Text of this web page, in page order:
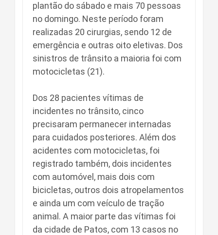
plantão do sábado e mais 70 pessoas
no domingo. Neste período foram
realizadas 20 cirurgias, sendo 12 de
emergência e outras oito eletivas. Dos
sinistros de trânsito a maioria foi com
motocicletas (21).
Dos 28 pacientes vítimas de
incidentes no trânsito, cinco
precisaram permanecer internadas
para cuidados posteriores. Além dos
acidentes com motocicletas, foi
registrado também, dois incidentes
com automóvel, mais dois com
bicicletas, outros dois atropelamentos
e ainda um com veículo de tração
animal. A maior parte das vítimas foi
da cidade de Patos, com 13 casos no